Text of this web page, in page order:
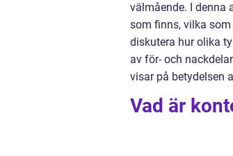
välmående. I denna
som finns, vilka
diskutera hur olika
av för- och
visar på betydelsen
Vad är